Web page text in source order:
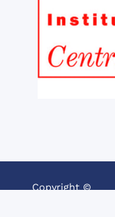
Copyright ©